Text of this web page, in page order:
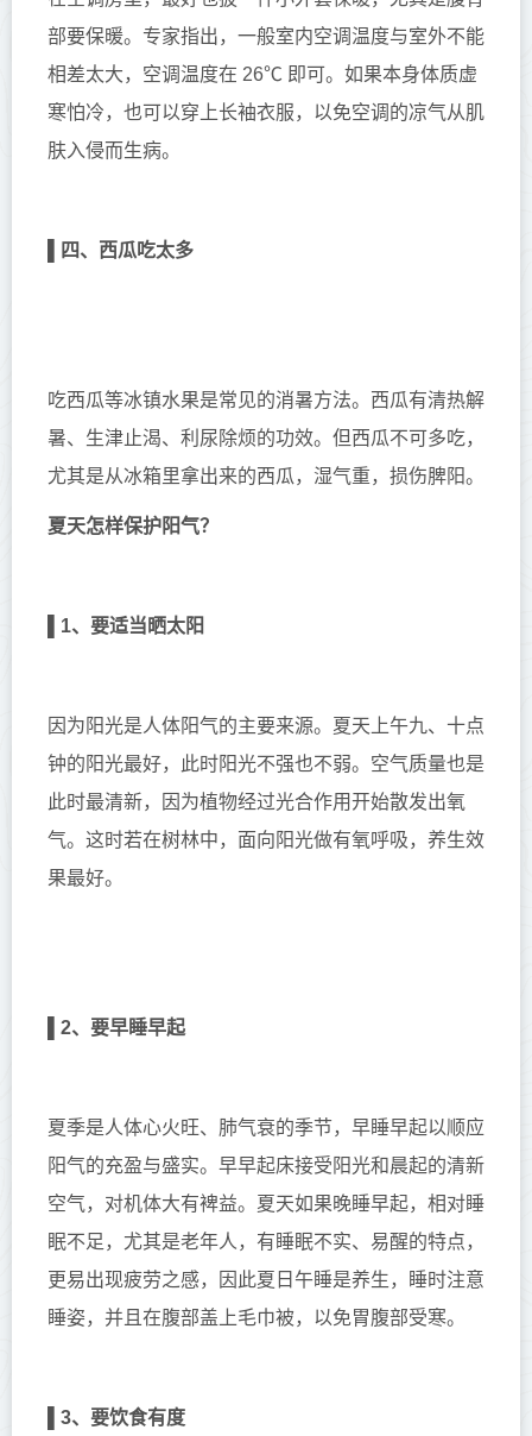
部要保暖。专家指出，一般室内空调温度与室外不能
相差太大，空调温度在 26℃ 即可。如果本身体质虚
寒怕冷，也可以穿上长袖衣服，以免空调的凉气从肌
肤入侵而生病。
四、西瓜吃太多
吃西瓜等冰镇水果是常见的消暑方法。西瓜有清热解
暑、生津止渴、利尿除烦的功效。但西瓜不可多吃，
尤其是从冰箱里拿出来的西瓜，湿气重，损伤脾阳。
夏天怎样保护阳气？
1、要适当晒太阳
因为阳光是人体阳气的主要来源。夏天上午九、十点
钟的阳光最好，此时阳光不强也不弱。空气质量也是
此时最清新，因为植物经过光合作用开始散发出氧
气。这时若在树林中，面向阳光做有氧呼吸，养生效
果最好。
2、要早睡早起
夏季是人体心火旺、肺气衰的季节，早睡早起以顺应
阳气的充盈与盛实。早早起床接受阳光和晨起的清新
空气，对机体大有裨益。夏天如果晚睡早起，相对睡
眠不足，尤其是老年人，有睡眠不实、易醒的特点，
更易出现疲劳之感，因此夏日午睡是养生，睡时注意
睡姿，并且在腹部盖上毛巾被，以免胃腹部受寒。
3、要饮食有度